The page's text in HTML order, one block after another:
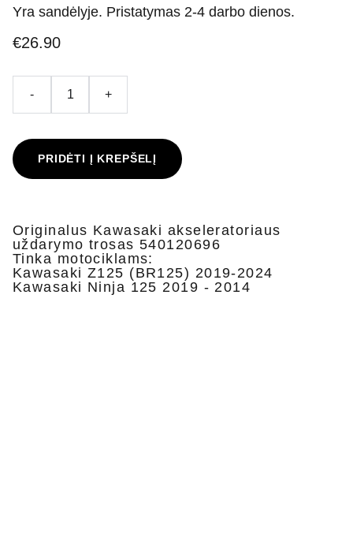
Yra sandėlyje. Pristatymas 2-4 darbo dienos.
€26.90
- +
PRIDĖTI Į KREPŠELĮ
Originalus Kawasaki akseleratoriaus
uždarymo trosas 540120696
Tinka motociklams:
Kawasaki Z125 (BR125) 2019-2024
Kawasaki Ninja 125 2019 - 2014